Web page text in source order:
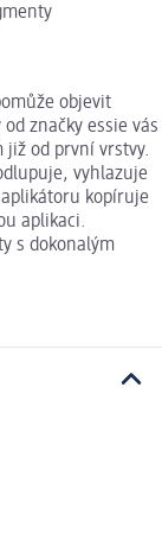
objevit
značky essie vás
od první vrstvy.
vyhlazuje
kopíruje
aplikaci.
s dokonalým